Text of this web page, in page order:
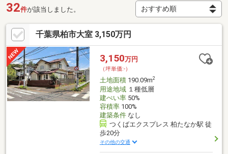
32件が該当しました。
千葉県柏市大室 3,150万円
3,150万円
（坪単価:-）
土地面積190.09m2
用途地域１種低層
建ぺい率50%
容積率100%
建築条件なし
つくばエクスプレス 柏たなか駅 徒
歩20分
その他の交通